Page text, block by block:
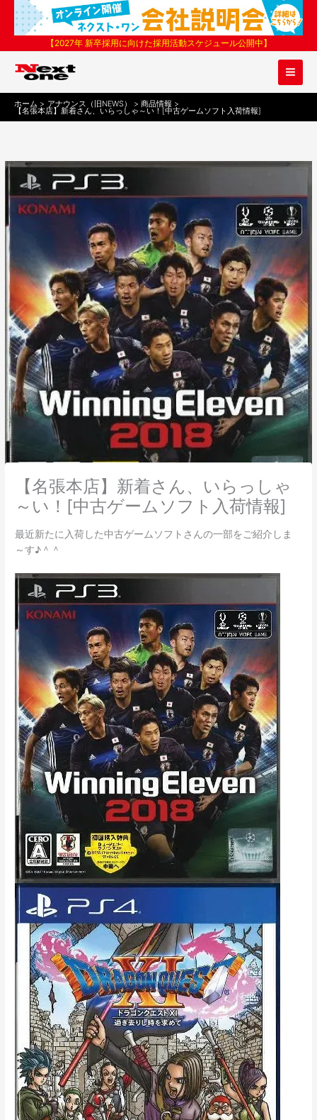
ス
【2027年 新卒採用に向けた採用活動スケジュール公開中】
ホーム アナウンス（旧NEWS） 商品情報
【名張本店】新着さん、いらっしゃ～い！[中古ゲームソフト入荷情報]
【名張本店】新着さん、いらっしゃ
～い！[中古ゲームソフト入荷情報]
最近新たに入荷した中古ゲームソフトさんの一部をご紹介しま
～す♪＾＾